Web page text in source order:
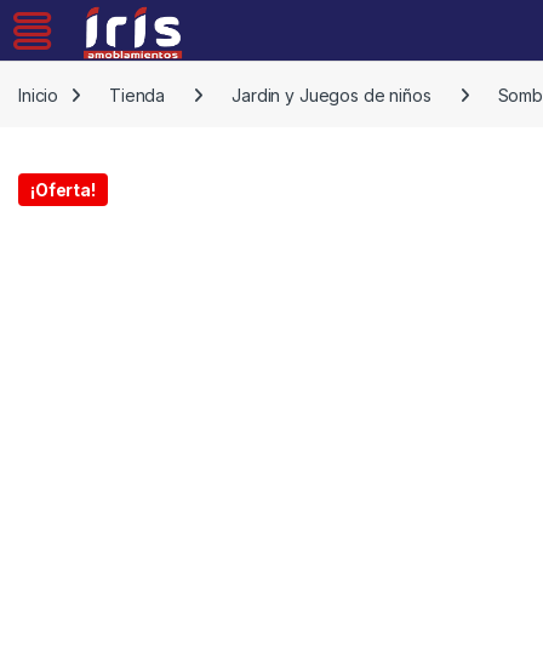
Inicio
Tienda Jardin y Juegos de niños
¡Oferta!